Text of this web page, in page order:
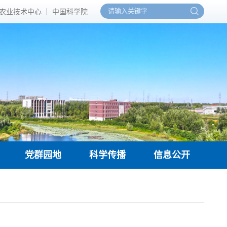
业技术中心 中国科学院
党群园地 科学传播 信息公开